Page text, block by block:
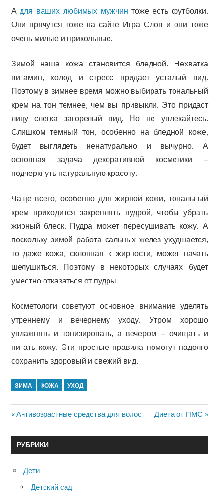
Адля ваших любимых мужчин тоже есть футболки.
Они прячутся тоже на сайте Игра Слов и они тоже
очень милые и прикольные.
Зимой наша кожа становится бледной. Нехватка
витамин, холод и стресс придает усталый вид.
Поэтому в зимнее время можно выбирать тональный
крем на тон темнее, чем вы привыкли. Это придаст
лицу слегка загорелый вид. Но не увлекайтесь.
Слишком темный тон, особенно на бледной коже,
будет выглядеть ненатурально и вычурно. А
основная задача декоративной косметики –
подчеркнуть натуральную красоту.
Чаще всего, особенно для жирной кожи, тональный
крем приходится закреплять пудрой, чтобы убрать
жирный блеск. Пудра может пересушивать кожу. А
поскольку зимой работа сальных желез ухудшается,
то даже кожа, склонная к жирности, может начать
шелушиться. Поэтому в некоторых случаях будет
уместно отказаться от пудры.
Косметологи советуют основное внимание уделять
утреннему и вечернему уходу. Утром хорошо
увлажнять и тонизировать, а вечером – очищать и
питать кожу. Эти простые правила помогут надолго
сохранить здоровый и свежий вид.
ЗИМА КОЖА УХОД
Навигация
по
записям
Предыдущая
запись:
Антивозрастные средства для волос
Следующая
запись:
Диета от ПМС
РУБРИКИ
Дети
Детский сад